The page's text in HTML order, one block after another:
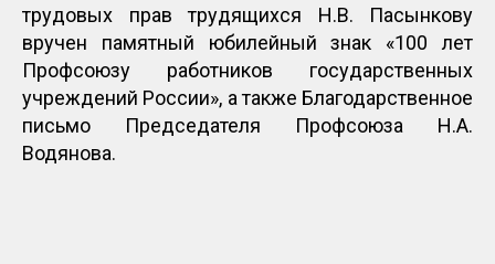
трудовых прав трудящихся Н.В. Пасынкову
вручен памятный юбилейный знак «100 лет
Профсоюзу работников государственных
учреждений России», а также Благодарственное
письмо Председателя Профсоюза Н.А.
Водянова.